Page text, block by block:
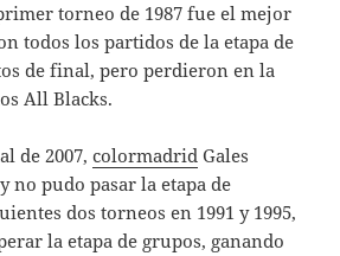
torneo de 1987 fue el mejor
todos los partidos de la etapa de
de final, pero perdieron en la
All Blacks.
de 2007,colormadrid Gales
no pudo pasar la etapa de
dos torneos en 1991 y 1995,
la etapa de grupos, ganando